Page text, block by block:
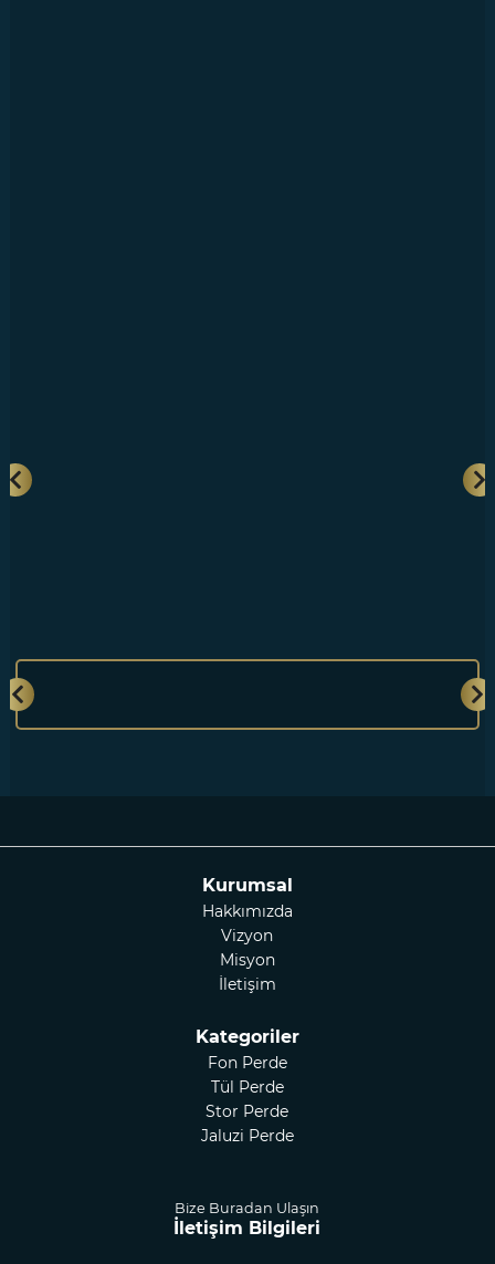
Kurumsal
Hakkımızda
Vizyon
Misyon
İletişim
Kategoriler
Fon Perde
Tül Perde
Stor Perde
Jaluzi Perde
Bize Buradan Ulaşın
İletişim Bilgileri